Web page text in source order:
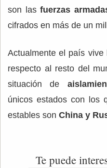
son las fuerzas
cifrados en más de un
Actualmente el país vive
respecto al resto del
situación de
únicos estados con los
estables son China y
Te puede